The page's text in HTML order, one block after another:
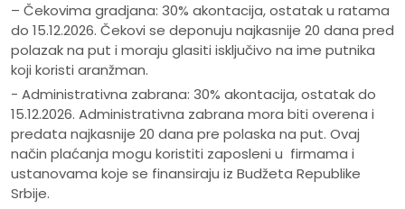
– Čekovima gradjana: 30% akontacija, ostatak u ratama
do 15.12.2026. Čekovi se deponuju najkasnije 20 dana pred
polazak na put i moraju glasiti isključivo na ime putnika
koji koristi aranžman.
- Administrativna zabrana: 30% akontacija, ostatak do
15.12.2026. Administrativna zabrana mora biti overena i
predata najkasnije 20 dana pre polaska na put. Ovaj
način plaćanja mogu koristiti zaposleni u firmama i
ustanovama koje se finansiraju iz Budžeta Republike
Srbije.